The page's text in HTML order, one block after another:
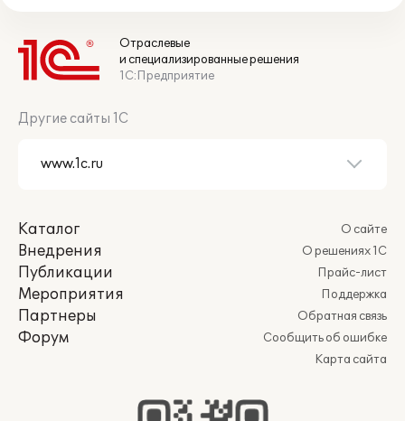
Отраслевые
и специализированные решения
1С:Предприятие
Другие сайты 1С
Каталог
Внедрения
Публикации
Мероприятия
Партнеры
Форум
О сайте
О решениях 1С
Прайс-лист
Поддержка
Обратная связь
Сообщить об ошибке
Карта сайта